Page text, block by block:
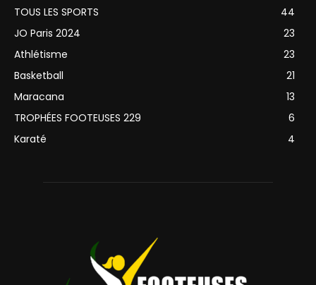
TOUS LES SPORTS
44
JO Paris 2024
23
Athlétisme
23
Basketball
21
Maracana
13
TROPHÉES FOOTEUSES 229
6
Karaté
4